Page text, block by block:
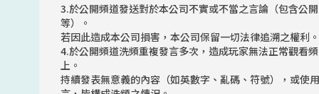
3.於公開頻道發送對於本公司不實或不當之言論（包含公
等）。
若因此造成本公司損害，本公司保留一切法律追溯之權利。
4.於公開頻道洗頻重複發言多次，造成玩家無法正常觀看
上。
持續發表無意義的內容（如英數字、亂碼、符號），或使